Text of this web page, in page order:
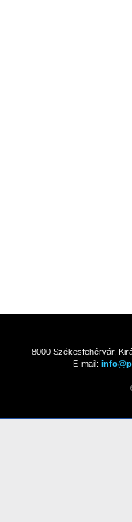
8000 Székesfehérvár,
E-mail: